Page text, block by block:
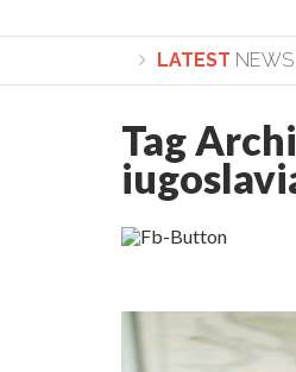
LATEST NEWS
Lepădarea de
Tag